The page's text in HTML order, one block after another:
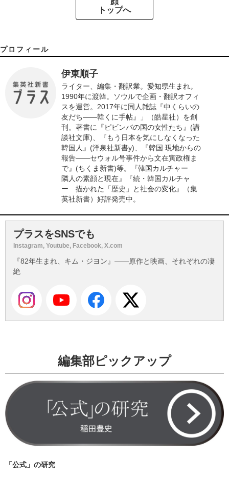
トップへ
プロフィール
伊東順子
ライター、編集・翻訳業。愛知県生まれ。
1990年に渡韓。ソウルで企画・翻訳オフィ
スを運営。2017年に同人雑誌『中くらいの
友だち――韓くに手帖』」（皓星社）を創
刊。著書に『ピビンバの国の女性たち』(講
談社文庫)、『もう日本を気にしなくなった
韓国人』(洋泉社新書y)、『韓国 現地からの
報告――セウォル号事件から文在寅政権ま
で』(ちくま新書)等。『韓国カルチャー
隣人の素顔と現在』『続・韓国カルチャ
ー 描かれた「歴史」と社会の変化』（集
英社新書）好評発売中。
プラスをSNSでも
Instagram, Youtube, Facebook, X.com
『82年生まれ、キム・ジヨン』――原作と映画、それぞれの凄
絶
編集部ピックアップ
「公式」の研究